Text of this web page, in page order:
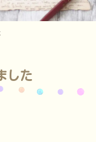
した